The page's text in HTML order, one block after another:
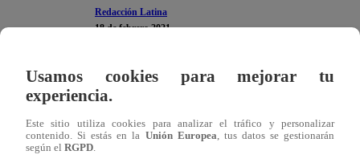
Redacción Latina
18 de febrero 2021
Suena un tanto arriesgado y genera un poco de temor
crisis y la pandemia aún tiene de cabeza a todo el
opción.
Usamos cookies para mejorar tu
experiencia.
Este sitio utiliza cookies para analizar el tráfico y personalizar
contenido. Si estás en la Unión Europea, tus datos se gestionarán
según el RGPD.